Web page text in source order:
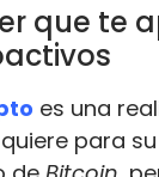
que te
es una
para